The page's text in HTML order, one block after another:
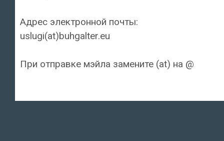
Адрес электронной почты:
uslugi(at)buhgalter.eu
При отправке мэйла замените (at) на @